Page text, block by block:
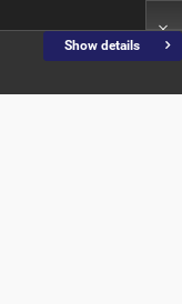
Show details